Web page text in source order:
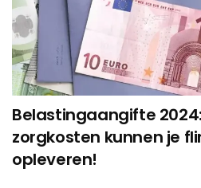
Belastingaangifte
zorgkosten kunnen je
opleveren!